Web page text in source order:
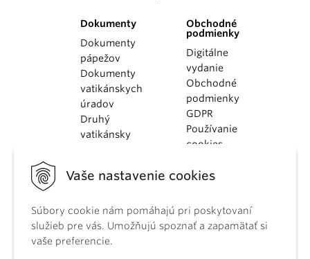
Vaše nastavenie cookies
Súbory cookie nám pomáhajú pri poskytovaní
služieb pre vás. Umožňujú spoznať a zapamätať si
vaše preferencie.
Dokumenty
Dokumenty
pápežov
Dokumenty
vatikánskych
úradov
Druhý
vatikánsky
KBS
kánonického
práva
Katechizmus
Obchodné
podmienky
Digitálne
vydanie
Obchodné
podmienky
GDPR
Používanie
cookies